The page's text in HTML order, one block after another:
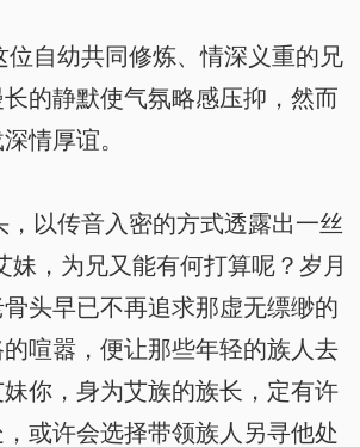
自幼共同修炼、情深义重的兄
的静默使气氛略感压抑，然而
情厚谊。
以传音入密的方式透露出一丝
妹，为兄又能有何打算呢？岁月
头早已不再追求那虚无缥缈的
喧嚣，便让那些年轻的族人去
你，身为艾族的族长，定有许
或许会选择带领族人另寻他处